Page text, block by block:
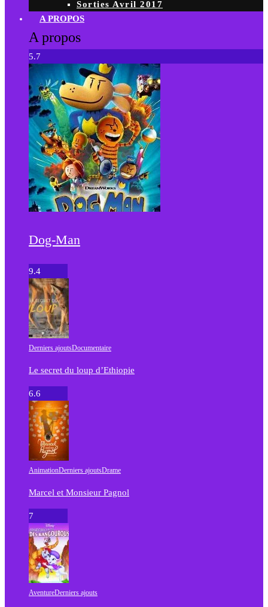
Sorties Avril 2017
A PROPOS
A propos
5.7
Dog-Man
9.4
Derniers ajoutsDocumentaire
Le secret du loup d’Ethiopie
6.6
AnimationDerniers ajoutsDrame
Marcel et Monsieur Pagnol
7
AventureDerniers ajouts